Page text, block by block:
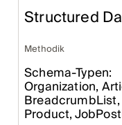
Structured
Methodik
Schema-Typen:
Organization,
BreadcrumbList,
Product,